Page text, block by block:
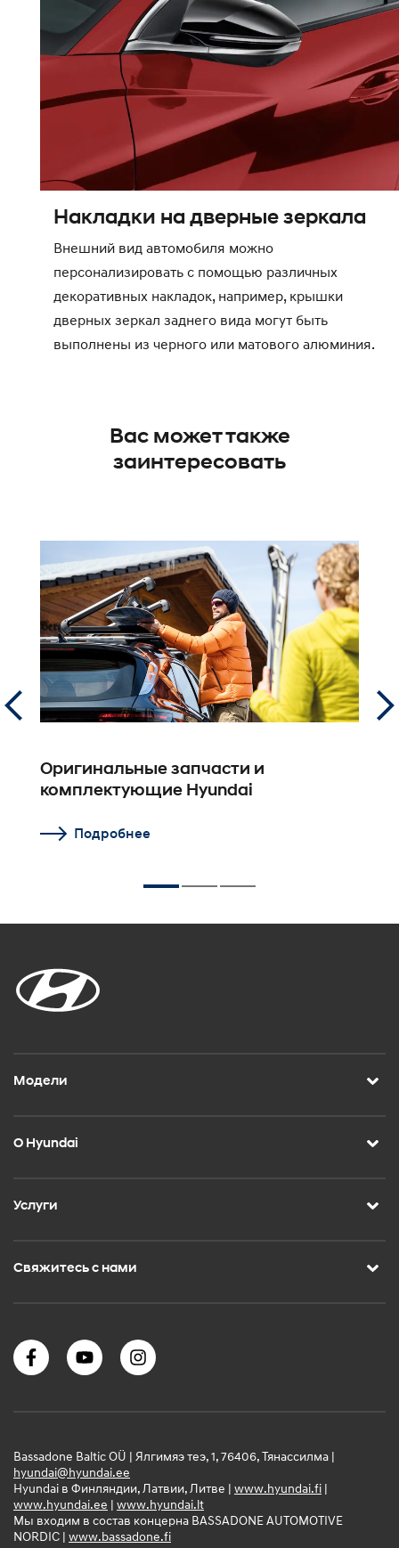
Накладки на дверные зеркала
Внешний вид автомобиля можно
персонализировать с помощью различных
декоративных накладок, например, крышки
дверных зеркал заднего вида могут быть
выполнены из черного или матового алюминия.
Вас может также
заинтересовать
Оригинальные запчасти и
комплектующие Hyundai
Подробнее
Модели
О Hyundai
Услуги
Свяжитесь с нами
Bassadone Baltic OÜ | Ялгимяэ теэ, 1, 76406, Тянассилма |
hyundai@hyundai.ee
Hyundai в Финляндии, Латвии, Литве | www.hyundai.fi |
www.hyundai.ee | www.hyundai.lt
Мы входим в состав концерна BASSADONE AUTOMOTIVE
NORDIC | www.bassadone.fi